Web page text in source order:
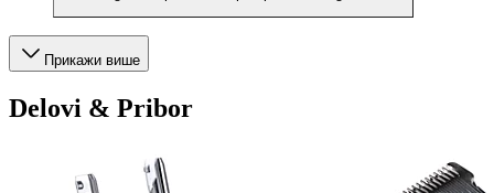
Прикажи више
Delovi & Pribor